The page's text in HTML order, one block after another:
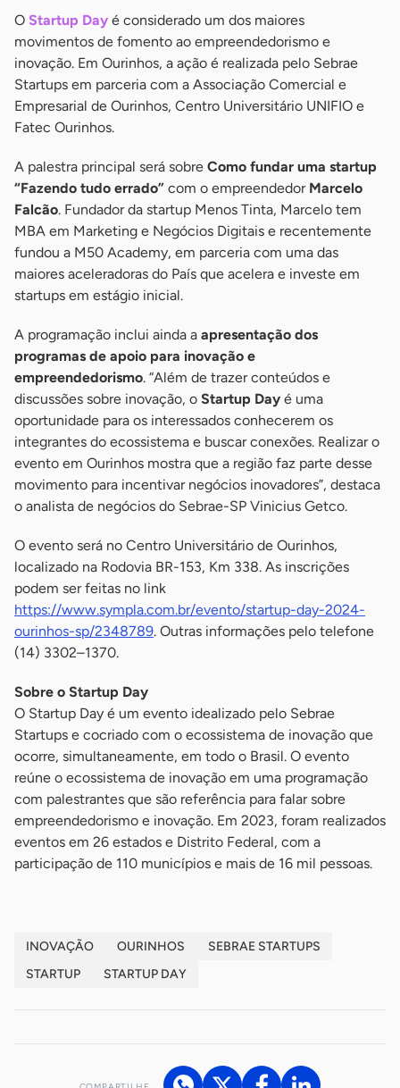
O Startup Day é considerado um dos maiores
movimentos de fomento ao empreendedorismo e
inovação. Em Ourinhos, a ação é realizada pelo Sebrae
Startups em parceria com a Associação Comercial e
Empresarial de Ourinhos, Centro Universitário UNIFIO e
Fatec Ourinhos.
A palestra principal será sobre Como fundar uma startup
“Fazendo tudo errado” com o empreendedorMarcelo
Falcão. Fundador da startup Menos Tinta, Marcelo tem
MBA em Marketing e Negócios Digitais e recentemente
fundou a M50 Academy, em parceria com uma das
maiores aceleradoras do País que acelera e investe em
startups em estágio inicial.
A programação inclui ainda a apresentação dos
programas de apoio para inovação e
empreendedorismo. “Além de trazer conteúdos e
discussões sobre inovação, o Startup Day é uma
oportunidade para os interessados conhecerem os
integrantes do ecossistema e buscar conexões. Realizar o
evento em Ourinhos mostra que a região faz parte desse
movimento para incentivar negócios inovadores”, destaca
o analista de negócios do Sebrae-SP Vinicius Getco.
O evento será no Centro Universitário de Ourinhos,
localizado na Rodovia BR-153, Km 338. As inscrições
podem ser feitas no link
https://www.sympla.com.br/evento/startup-day-2024-
ourinhos-sp/2348789. Outras informações pelo telefone
(14) 3302–1370.
Sobre o Startup Day
O Startup Day é um evento idealizado pelo Sebrae
Startups e cocriado com o ecossistema de inovação que
ocorre, simultaneamente, em todo o Brasil. O evento
reúne o ecossistema de inovação em uma programação
com palestrantes que são referência para falar sobre
empreendedorismo e inovação. Em 2023, foram realizados
eventos em 26 estados e Distrito Federal, com a
participação de 110 municípios e mais de 16 mil pessoas.
INOVAÇÃO OURINHOS
SEBRAE STARTUPS
STARTUP
STARTUP DAY